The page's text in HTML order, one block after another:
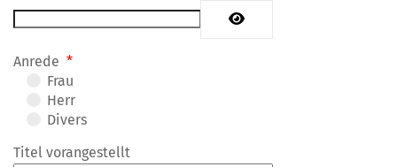
Anrede *
Frau
Herr
Divers
Titel vorangestellt